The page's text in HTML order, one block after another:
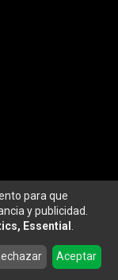
Account
para que
y publicidad.
Essential
Aceptar